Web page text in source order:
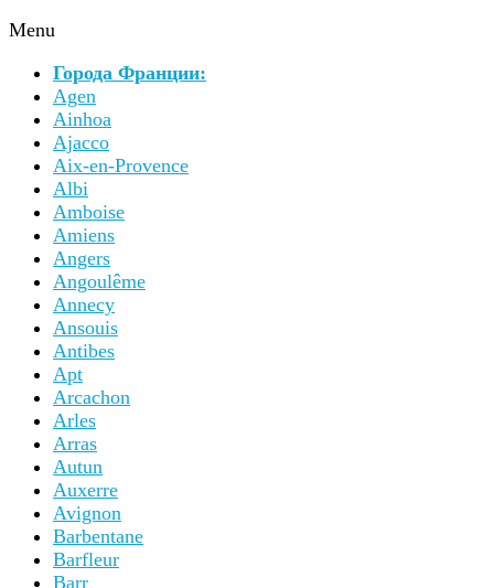
Menu
Города Франции:
Agen
Ainhoa
Ajacco
Aix-en-Provence
Albi
Amboise
Amiens
Angers
Angoulême
Annecy
Ansouis
Antibes
Apt
Arcachon
Arles
Arras
Autun
Auxerre
Avignon
Barbentane
Barfleur
Barr